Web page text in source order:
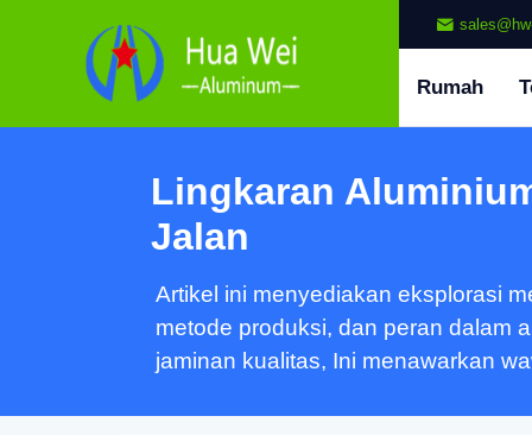
Rumah
Lingkaran
Jalan
Artikel ini menyediakan eksplorasi
metode produksi, dan peran dalam
jaminan kualitas, Ini menawarkan